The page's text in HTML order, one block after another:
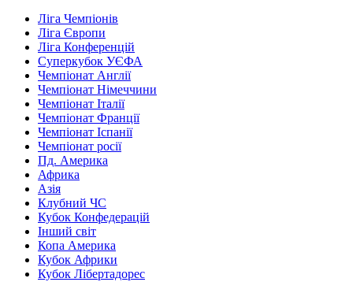
Ліга Чемпіонів
Ліга Європи
Ліга Конференцій
Суперкубок УЄФА
Чемпіонат Англії
Чемпіонат Німеччини
Чемпіонат Італії
Чемпіонат Франції
Чемпіонат Іспанії
Чемпіонат росії
Пд. Америка
Африка
Азія
Клубний ЧС
Кубок Конфедерацій
Інший світ
Копа Америка
Кубок Африки
Кубок Лібертадорес